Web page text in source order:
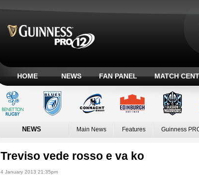
HOME NEWS FAN PANEL MATCH
NEWS Main News Features Guinness
Treviso vede rosso e va ko
4 January 2013 21:35pm